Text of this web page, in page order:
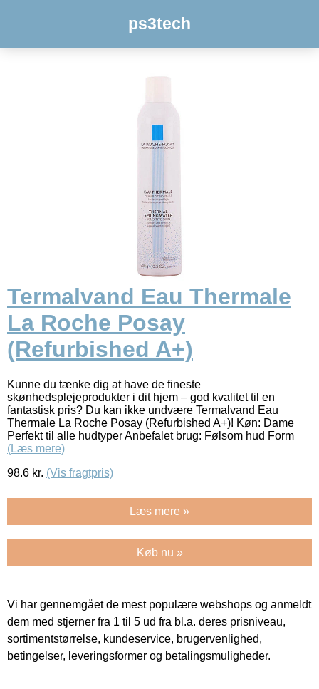
ps3tech
Termalvand Eau Thermale
La Roche Posay
(Refurbished A+)
Kunne du tænke dig at have de fineste
skønhedsplejeprodukter i dit hjem – god kvalitet til en
fantastisk pris? Du kan ikke undvære Termalvand Eau
Thermale La Roche Posay (Refurbished A+)! Køn: Dame
Perfekt til alle hudtyper Anbefalet brug: Følsom hud Form
(Læs mere)
98.6 kr. (Vis fragtpris)
Læs mere »
Køb nu »
Vi har gennemgået de mest populære webshops og anmeldt
dem med stjerner fra 1 til 5 ud fra bl.a. deres prisniveau,
sortimentstørrelse, kundeservice, brugervenlighed,
betingelser, leveringsformer og betalingsmuligheder.